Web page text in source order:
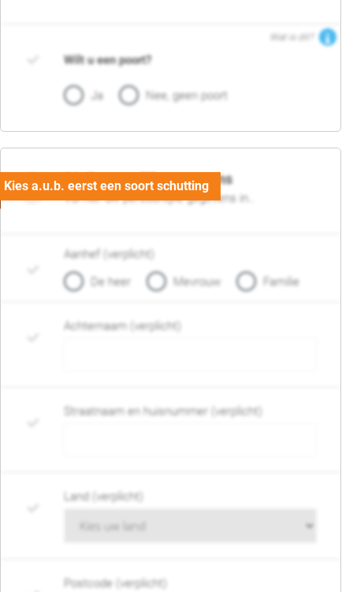
Wat is dit?
Wilt u een poort?
Ja Nee, geen poort
06. Persoonlijke gegevens
Vul hier uw persoonlijke gegevens in..
Aanhef (verplicht)
De heer
Mevrouw Familie
Achternaam (verplicht)
Straatnaam en huisnummer (verplicht)
Land (verplicht)
Postcode (verplicht)